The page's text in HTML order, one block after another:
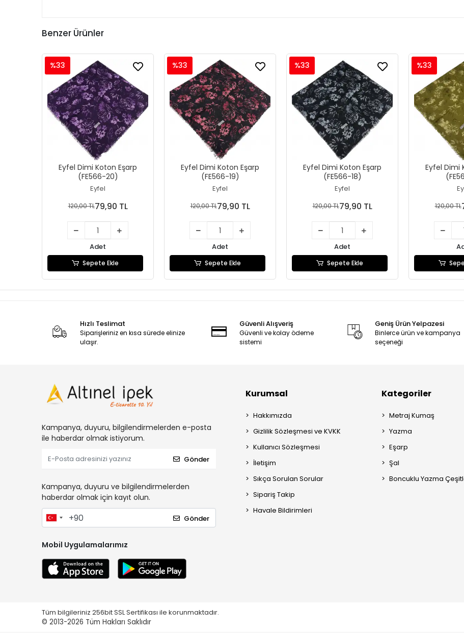
Benzer Ürünler
Eyfel Dimi Koton Eşarp
(FE566-20)
Eyfel
%33
120,00 TL79,90 TL
Adet
Sepete Ekle
Eyfel Dimi Koton Eşarp
(FE566-19)
Eyfel
%33
120,00 TL79,90 TL
Adet
Sepete Ekle
Eyfel Dimi Koton Eşarp
(FE566-18)
Eyfel
%33
120,00 TL79,90 TL
Adet
Sepete Ekle
Eyfel Dimi
%33
120,00 TL
Hızlı Teslimat
Siparişleriniz en kısa sürede elinize
ulaşır.
Güvenli Alışveriş
Güvenli ve kolay ödeme
sistemi
Geniş Ürün Yelpazesi
Binlerce ürün ve kampanya
seçeneği
Kampanya, duyuru, bilgilendirmelerden e-posta
ile haberdar olmak istiyorum.
Gönder
Kampanya, duyuru ve bilgilendirmelerden
haberdar olmak için kayıt olun.
Gönder
Mobil Uygulamalarımız
Kurumsal
Hakkımızda
Gizlilik Sözleşmesi ve KVKK
Kullanıcı Sözleşmesi
İletişim
Sıkça Sorulan Sorular
Sipariş Takip
Havale Bildirimleri
Kategoriler
Metraj Kumaş
Yazma
Eşarp
Şal
Boncuklu Yazma
Tüm bilgileriniz 256bit SSL Sertifikası ile korunmaktadır.
© 2013-2026 Tüm Hakları Saklıdır